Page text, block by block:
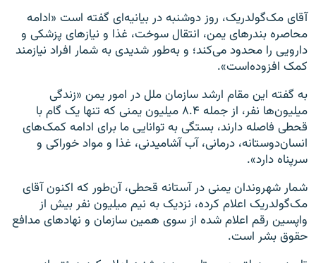
آقای مک‌گولدریک، روز دوشنبه در بیانیه‌ای گفته است «ادامه
محاصره بندرهای یمن، انتقال سوخت، غذا و نیازهای پزشکی و
دارویی را محدود می‌کند؛ و به‌طور شدیدی به شمار افراد نیازمند
کمک افزوده‌است».
به گفته این مقام ارشد سازمان ملل در امور یمن «زندگی
میلیون‌ها نفر، از جمله ۸.۴ میلیون یمنی که تنها یک گام با
قحطی فاصله دارند، بستگی به توانایی ما برای ادامه کمک‌های
انسان‌دوستانه، درمانی، آب آشامیدنی، غذا و مواد خوراکی و
سرپناه دارد».
شمار شهروندان یمنی در آستانه قحطی، آن‌طور که اکنون آقای
مک‌گولدریک اعلام کرده، نزدیک به نیم میلیون نفر بیش از
واپسین رقم اعلام شده از سوی همین سازمان و نهادهای مدافع
حقوق بشر است.